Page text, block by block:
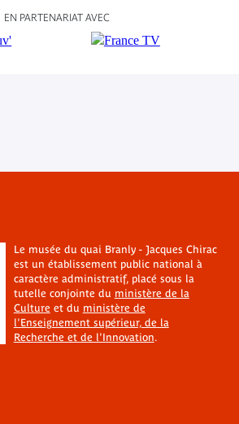
EN PARTENARIAT AVEC
Le musée du quai Branly - Jacques Chirac
est un établissement public national à
caractère administratif, placé sous la
tutelle conjointe du ministère de la
Cultureet du ministère de
l'Enseignement supérieur, de la
Recherche et de l'Innovation.